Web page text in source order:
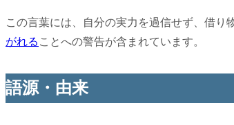
この言葉には、自分の実力を過信せず、借
がれる ことへの警告が含まれています。
語源・由来